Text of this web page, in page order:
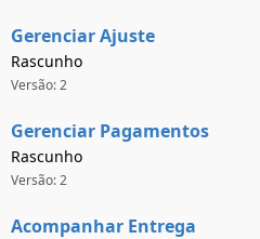
Gerenciar Ajuste
Rascunho
Versão: 2
Gerenciar Pagamentos
Rascunho
Versão: 2
Acompanhar Entrega